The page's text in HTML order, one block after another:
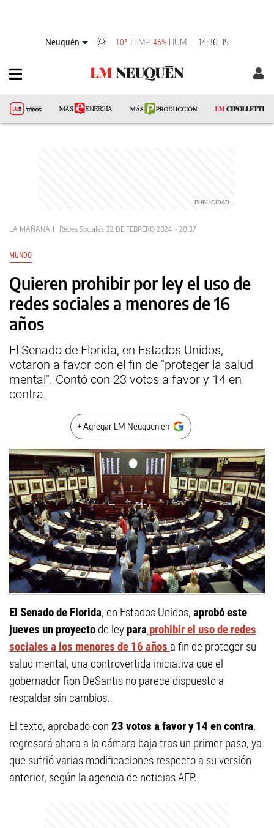
Neuquén 10°TEMP 46% HUM 14:36 HS
LA MAÑANA Redes Sociales 22 DE FEBRERO 2024 - 20:37
MUNDO
Quieren prohibir por ley el uso de
redes sociales a menores de 16
años
El Senado de Florida, en Estados Unidos,
votaron a favor con el fin de "proteger la salud
mental". Contó con 23 votos a favor y 14 en
contra.
+ Agregar LM Neuquen en
El Senado de Florida, en Estados Unidos, aprobó este
jueves un proyecto de ley para prohibir el uso de redes
sociales a los menores de 16 años a fin de proteger su
salud mental, una controvertida iniciativa que el
gobernador Ron DeSantis no parece dispuesto a
respaldar sin cambios.
El texto, aprobado con 23 votos a favor y 14 en contra,
regresará ahora a la cámara baja tras un primer paso, ya
que sufrió varias modificaciones respecto a su versión
anterior, según la agencia de noticias AFP.